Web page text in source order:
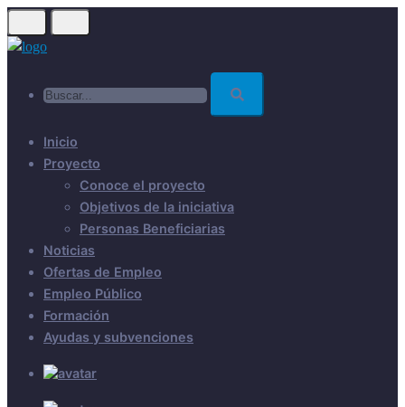
Skip
to
Inicio
Proyecto
Conoce el proyecto
Objetivos de la iniciativa
Personas Beneficiarias
Noticias
Ofertas de Empleo
Empleo Público
Formación
Ayudas y subvenciones